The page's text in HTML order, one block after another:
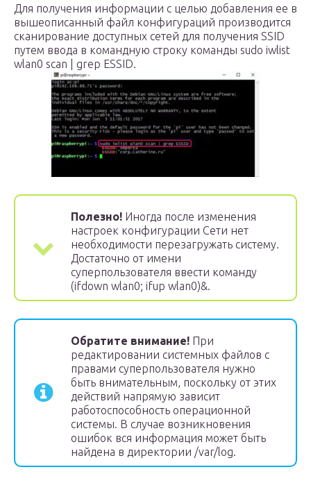
Для получения информации с целью добавления ее в
вышеописанный файл конфигураций производится
сканирование доступных сетей для получения SSID
путем ввода в командную строку команды sudo iwlist
wlan0 scan | grep ESSID.
Полезно! Иногда после изменения
настроек конфигурации Сети нет
необходимости перезагружать систему.
Достаточно от имени
суперпользователя ввести команду
(ifdown wlan0; ifup wlan0)&.
Обратите внимание! При
редактировании системных файлов с
правами суперпользователя нужно
быть внимательным, поскольку от этих
действий напрямую зависит
работоспособность операционной
системы. В случае возникновения
ошибок вся информация может быть
найдена в директории /var/log.